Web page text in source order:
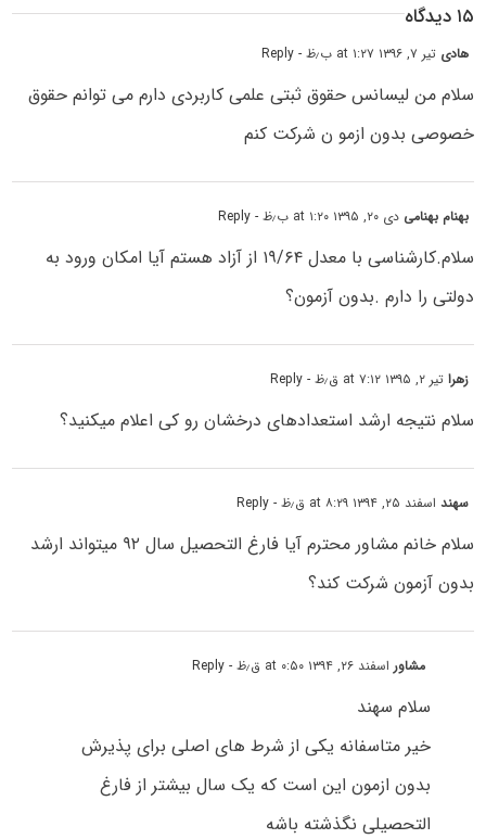
۱۵ دیدگاه
هادی تیر ۷, ۱۳۹۶ at ۱:۲۷ ب٫ظ - Reply
سلام من لیسانس حقوق ثبتی علمی کاربردی دارم می توانم حقوق
خصوصی بدون ازمو ن شرکت کنم
بهنام بهنامی دی ۲۰, ۱۳۹۵ at ۱:۲۰ ب٫ظ - Reply
سلام.کارشناسی با معدل ۱۹/۶۴ از آزاد هستم آیا امکان ورود به
دولتی را دارم .بدون آزمون؟
زهراتیر ۲, ۱۳۹۵ at ۷:۱۲ ق٫ظ - Reply
سلام نتیجه ارشد استعدادهای درخشان رو کی اعلام میکنید؟
سهنداسفند ۲۵, ۱۳۹۴ at ۸:۲۹ ق٫ظ - Reply
سلام خانم مشاور محترم آیا فارغ التحصیل سال ۹۲ میتواند ارشد
بدون آزمون شرکت کند؟
مشاوراسفند ۲۶, ۱۳۹۴ at ۰:۵۰ ق٫ظ - Reply
سلام سهند
خیر متاسفانه یکی از شرط های اصلی برای پذیرش
بدون ازمون این است که یک سال بیشتر از فارغ
التحصیلی نگذشته باشه